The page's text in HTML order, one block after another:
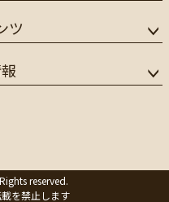
ツ
reserved.
を禁止します